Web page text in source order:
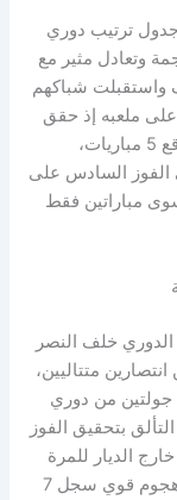
جدول ترتيب دوري
وتعادل مثير مع
2-2، حيث سجل لاعبوه 5 أهداف واستقبلت شباكهم
على ملعبه إذ حقق
أطول سلسلة انتصارات متتالية على أرضه بواقع 5 مباريات،
الفوز السادس على
مباراتين فقط
الدوري خلف النصر
بعدما جمع 6 نقاط من انتصارين متتاليين،
جولتين من دوري
بتحقيق الفوز
الديار للمرة
الأولى منذ نوفمبر 2024، ويمتلك الخليج خط هجوم قوي سجل 7